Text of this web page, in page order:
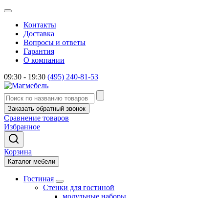
Контакты
Доставка
Вопросы и ответы
Гарантия
О компании
09:30 - 19:30 (495) 240-81-53
Заказать обратный звонок
Сравнение товаров
Избранное
Корзина
Каталог мебели
Гостиная
Стенки для гостиной
модульные наборы